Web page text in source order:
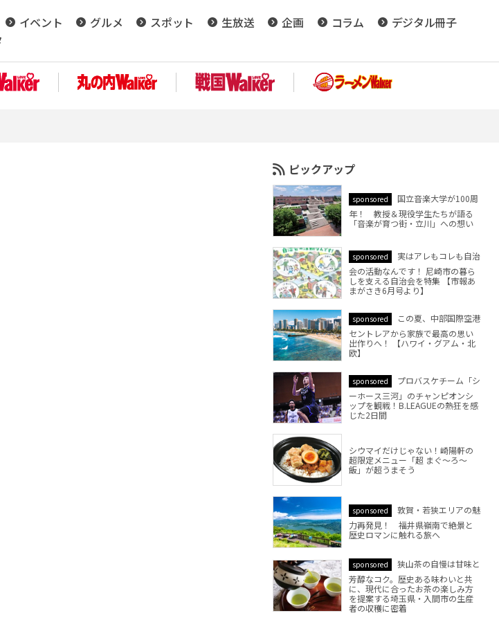
イベント グルメ スポット 生放送 企画 コラム
デジタル冊子
ピックアップ
sponsored
国立音楽大学が100周
年！ 教授＆現役学生たちが語る
「音楽が育つ街・立川」への想い
sponsored
実はアレもコレも自治
会の活動なんです！ 尼崎市の暮ら
しを支える自治会を特集 【市報あ
まがさき6月号より】
sponsored
この夏、中部国際空港
セントレアから家族で最高の思い
出作りへ！ 【ハワイ・グアム・北
欧】
sponsored
プロバスケチーム「シ
ーホース三河」のチャンピオンシ
ップを観戦！B.LEAGUEの熱狂を感
じた2日間
シウマイだけじゃない！崎陽軒の
超限定メニュー「超 まぐ～ろ～
飯」が超うまそう
sponsored
敦賀・若狭エリアの魅
力再発見！ 福井県嶺南で絶景と
歴史ロマンに触れる旅へ
sponsored
狭山茶の自慢は甘味と
芳醇なコク。歴史ある味わいと共
に、現代に合ったお茶の楽しみ方
を提案する埼玉県・入間市の生産
者の収穫に密着